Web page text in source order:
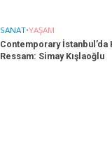
SANAT•YAŞAM
Contemporary
Ressam: Simay Kışlaoğlu